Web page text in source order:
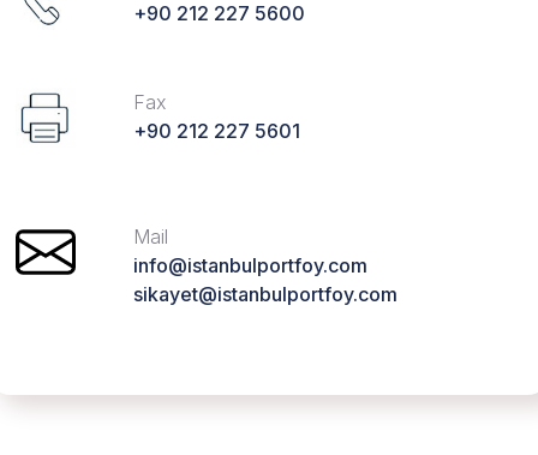
+90 212 227 5600
Fax
+90 212 227 5601
Mail
info@istanbulportfoy.com
sikayet@istanbulportfoy.com